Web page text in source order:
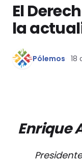
El
la
Pólemos 18
Enrique